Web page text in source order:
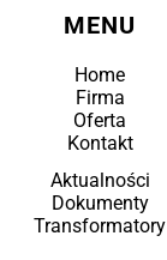
MENU
Home
Firma
Oferta
Kontakt
Aktualności
Dokumenty
Transformatory